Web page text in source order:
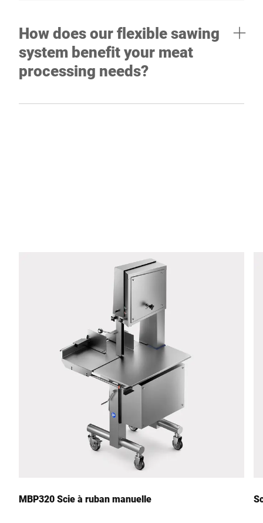
How does our flexible sawing
system benefit your meat
processing needs?
MBP320 Scie à ruban manuelle